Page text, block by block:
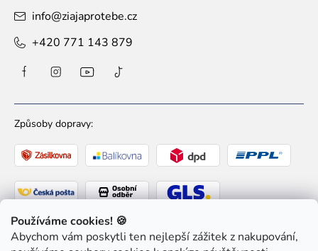
Používáme cookies! 🍪
Abychom vám poskytli ten nejlepší zážitek z nakupování,
info@ziajaprotebe.cz
+420 771 143 879
Způsoby dopravy:
Způsoby platby: